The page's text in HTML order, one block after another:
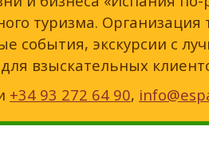
туризма. Организация
события, экскурсии с
взыскательных
+34 93 272 64 90,